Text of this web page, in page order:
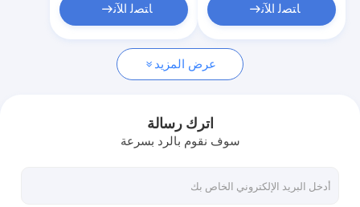
شبكة أسلاك قفص الحجر
شبكة أسلاك التراب
شبكة أسلاك الفولاذ الملحومة
شبكة سلكية ملحومة مغلفة بـ PVC
ﺎﺘﺼﻟ ﺍﻶﻧ ﺎﺘﺼﻟ ﺍﻶﻧ
عرض المزيد
اترك رسالة
سوف نقوم بالرد بسرعة